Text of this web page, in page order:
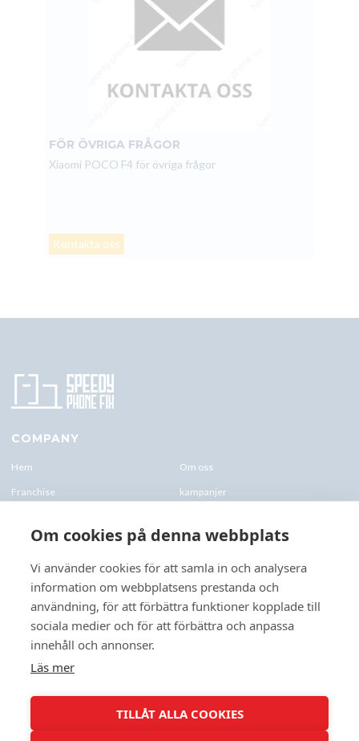
FÖR ÖVRIGA FRÅGOR
Xiaomi POCO F4 för övriga frågor
Kontakta oss
COMPANY
Hem Om oss
Franchise kampanjer
Företagskund & Utbildning FAQs
CONTACTS
+46 070 0122 333
Företagsvägen 10, 227 61 Lund
Lund@speedyphonefix.net
Om cookies på denna webbplats
Vi använder cookies för att samla in och analysera
information om webbplatsens prestanda och
användning, för att förbättra funktioner kopplade till
sociala medier och för att förbättra och anpassa
innehåll och annonser.
Läs mer
TILLÅT ALLA COOKIES